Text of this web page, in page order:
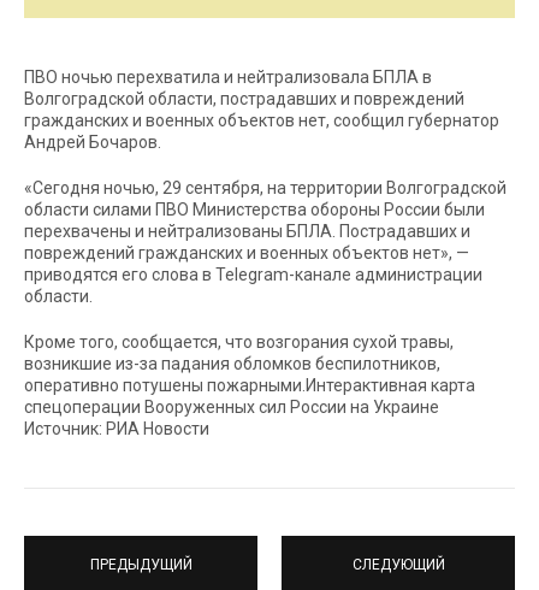
ПВО ночью перехватила и нейтрализовала БПЛА в
Волгоградской области, пострадавших и повреждений
гражданских и военных объектов нет, сообщил губернатор
Андрей Бочаров.
«Сегодня ночью, 29 сентября, на территории Волгоградской
области силами ПВО Министерства обороны России были
перехвачены и нейтрализованы БПЛА. Пострадавших и
повреждений гражданских и военных объектов нет», —
приводятся его слова в Telegram-канале администрации
области.
Кроме того, сообщается, что возгорания сухой травы,
возникшие из-за падания обломков беспилотников,
оперативно потушены пожарными.Интерактивная карта
спецоперации Вооруженных сил России на Украине
Источник: РИА Новости
ПРЕДЫДУЩИЙ СЛЕДУЮЩИЙ